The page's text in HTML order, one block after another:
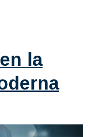
la